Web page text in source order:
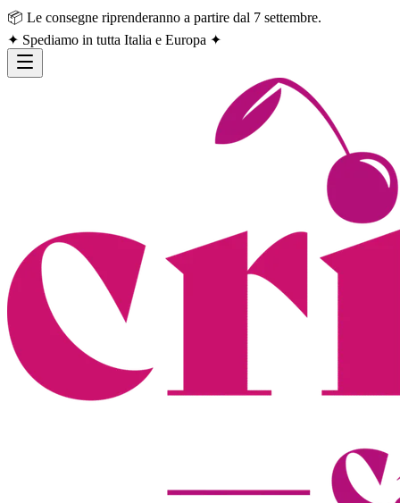
📦 Le consegne riprenderanno a partire dal 7 settembre.
✦ Spediamo in tutta Italia e Europa ✦